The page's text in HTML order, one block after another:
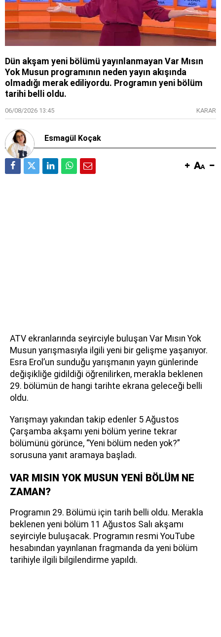
Dün akşam yeni bölümü yayınlanmayan Var Mısın
Yok Musun programının neden yayın akışında
olmadığı merak ediliyordu. Programın yeni bölüm
tarihi belli oldu.
06/08/2026 13:45 KARAR
Esmagül Koçak
ATV ekranlarında seyirciyle buluşan Var Mısın Yok
Musun yarışmasıyla ilgili yeni bir gelişme yaşanıyor.
Esra Erol’un sunduğu yarışmanın yayın günlerinde
değişikliğe gidildiği öğrenilirken, merakla beklenen
29. bölümün de hangi tarihte ekrana geleceği belli
oldu.
Yarışmayı yakından takip edenler 5 Ağustos
Çarşamba akşamı yeni bölüm yerine tekrar
bölümünü görünce, “Yeni bölüm neden yok?”
sorusuna yanıt aramaya başladı.
VAR MISIN YOK MUSUN YENİ BÖLÜM NE
ZAMAN?
Programın 29. Bölümü için tarih belli oldu. Merakla
beklenen yeni bölüm 11 Ağustos Salı akşamı
seyirciyle buluşacak. Programın resmi YouTube
hesabından yayınlanan fragmanda da yeni bölüm
tarihiyle ilgili bilgilendirme yapıldı.